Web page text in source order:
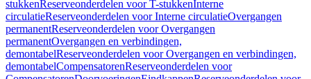
stukkenReserveonderdelen voor T-stukkenInterne
circulatieReserveonderdelen voor Interne circulatieOvergangen
permanentReserveonderdelen voor Overgangen
permanentOvergangen en verbindingen,
demontabelReserveonderdelen voor Overgangen en verbindingen,
demontabelCompensatorenReserveonderdelen voor